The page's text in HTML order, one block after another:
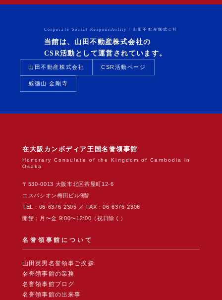
Corporate Social Responsibility / 山田不動産株式会社
当館は、山田不動産株式会社の
CSR活動として運営されています。
山田不動産株式会社 CSR活動ページ
威徳山 金剛寺
在大阪カンボディア王国名誉領事館
Honorary Consulate of the Kingdom of Cambodia in
Osaka
〒530-0013 大阪市北区茶屋町12-6
エスパシオン梅田ビル9階
TEL：06-6376-2305 ／ FAX：06-6376-2306
開館：月〜金 9:00〜12:00（祝日除く）
名誉領事館について
山田英男名誉領事ご挨拶
名誉領事館の業務
名誉領事館ブログ
名誉領事館の出来事